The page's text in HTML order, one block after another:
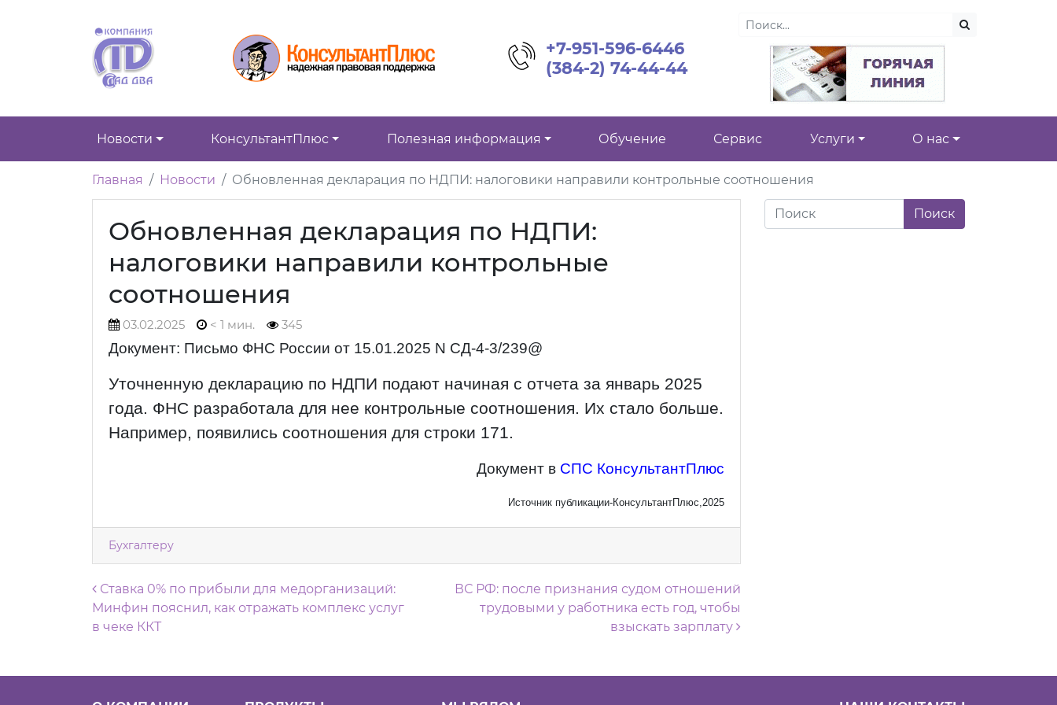
+7-951-596-6446
(384-2) 74-44-44
Новости КонсультантПлюс Полезная информация Обучение Сервис Услуги О нас
Главная Новости Обновленная декларация по НДПИ: налоговики направили контрольные соотношения
Обновленная декларация по НДПИ:
налоговики направили контрольные
соотношения
03.02.2025 < 1 мин. 345
Документ: Письмо ФНС России от 15.01.2025 N СД-4-3/239@
Уточненную декларацию по НДПИ подают начиная с отчета за январь 2025
года. ФНС разработала для нее контрольные соотношения. Их стало больше.
Например, появились соотношения для строки 171.
Документ в СПС КонсультантПлюс
Источник публикации-КонсультантПлюс,2025
Бухгалтеру
Навигация по записям
Ставка 0% по прибыли для медорганизаций:
Минфин пояснил, как отражать комплекс услуг
в чеке ККТ
ВС РФ: после признания судом отношений
трудовыми у работника есть год, чтобы
взыскать зарплату